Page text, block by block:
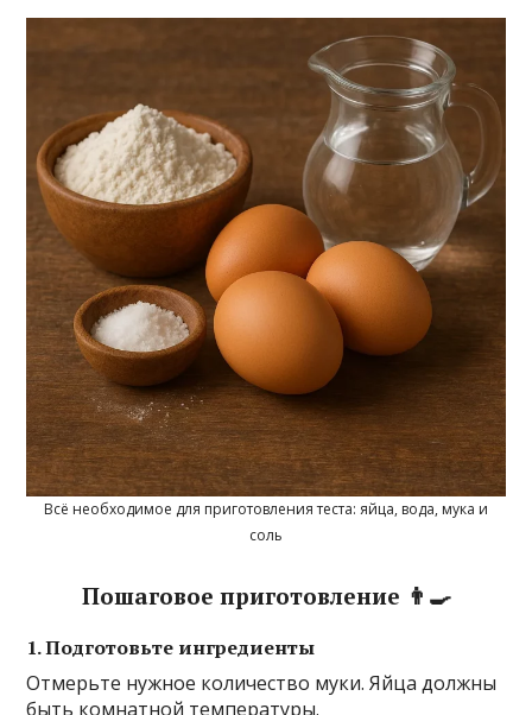
Всё необходимое для приготовления теста: яйца, вода, мука и
соль
Пошаговое приготовление 👨‍🍳
1. Подготовьте ингредиенты
Отмерьте нужное количество муки. Яйца должны
быть комнатной температуры.